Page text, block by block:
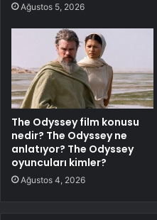
Ağustos 5, 2026
The Odyssey film konusu
nedir? The Odyssey ne
anlatıyor? The Odyssey
oyuncuları kimler?
Ağustos 4, 2026